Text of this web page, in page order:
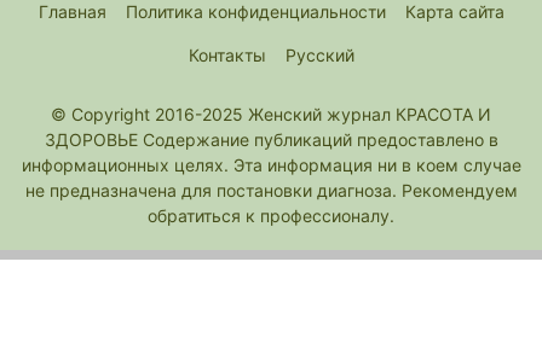
Главная Политика конфиденциальности Карта сайта
Контакты Русский
© Copyright 2016-2025 Женский журнал КРАСОТА И
ЗДОРОВЬЕ Содержание публикаций предоставлено в
информационных целях. Эта информация ни в коем случае
не предназначена для постановки диагноза. Рекомендуем
обратиться к профессионалу.